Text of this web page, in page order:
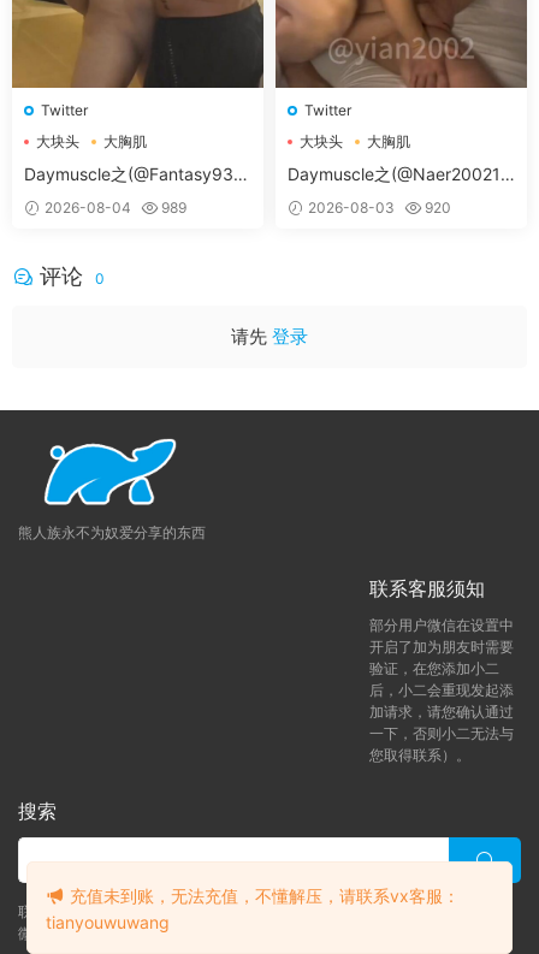
Twitter
大块头
大胸肌
大胸肌肉男
Daymuscle之(@Fantasy938
15579-@孔控Kong）
2026-08-04 989
Twitter
大块头
大胸肌
大胸肌肉男
Daymuscle之(@Naer20021-
@纳尔）
2026-08-03 920
评论 0
请先 登录
熊人族永不为奴爱分享的东西
联系客服须知
部分用户微信在设置中
开启了加为朋友时需要
验证，在您添加小二
后，小二会重现发起添
加请求，请您确认通过
一下，否则小二无法与
您取得联系）。
搜索
联系客服 (添加后告诉客服-来自熊人族咨询问题)
微信客服（tianyouwuwang）
充值未到账，无法充值，不懂解压，请联系vx客服：
tianyouwuwang